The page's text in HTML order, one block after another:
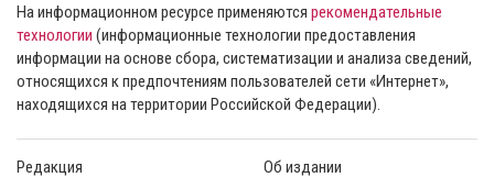
На информационном ресурсе применяются рекомендательные
технологии (информационные технологии предоставления
информации на основе сбора, систематизации и анализа сведений,
относящихся к предпочтениям пользователей сети «Интернет»,
находящихся на территории Российской Федерации).
Редакция Об издании